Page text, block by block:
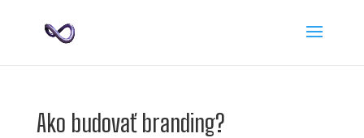
Ako budovať branding?